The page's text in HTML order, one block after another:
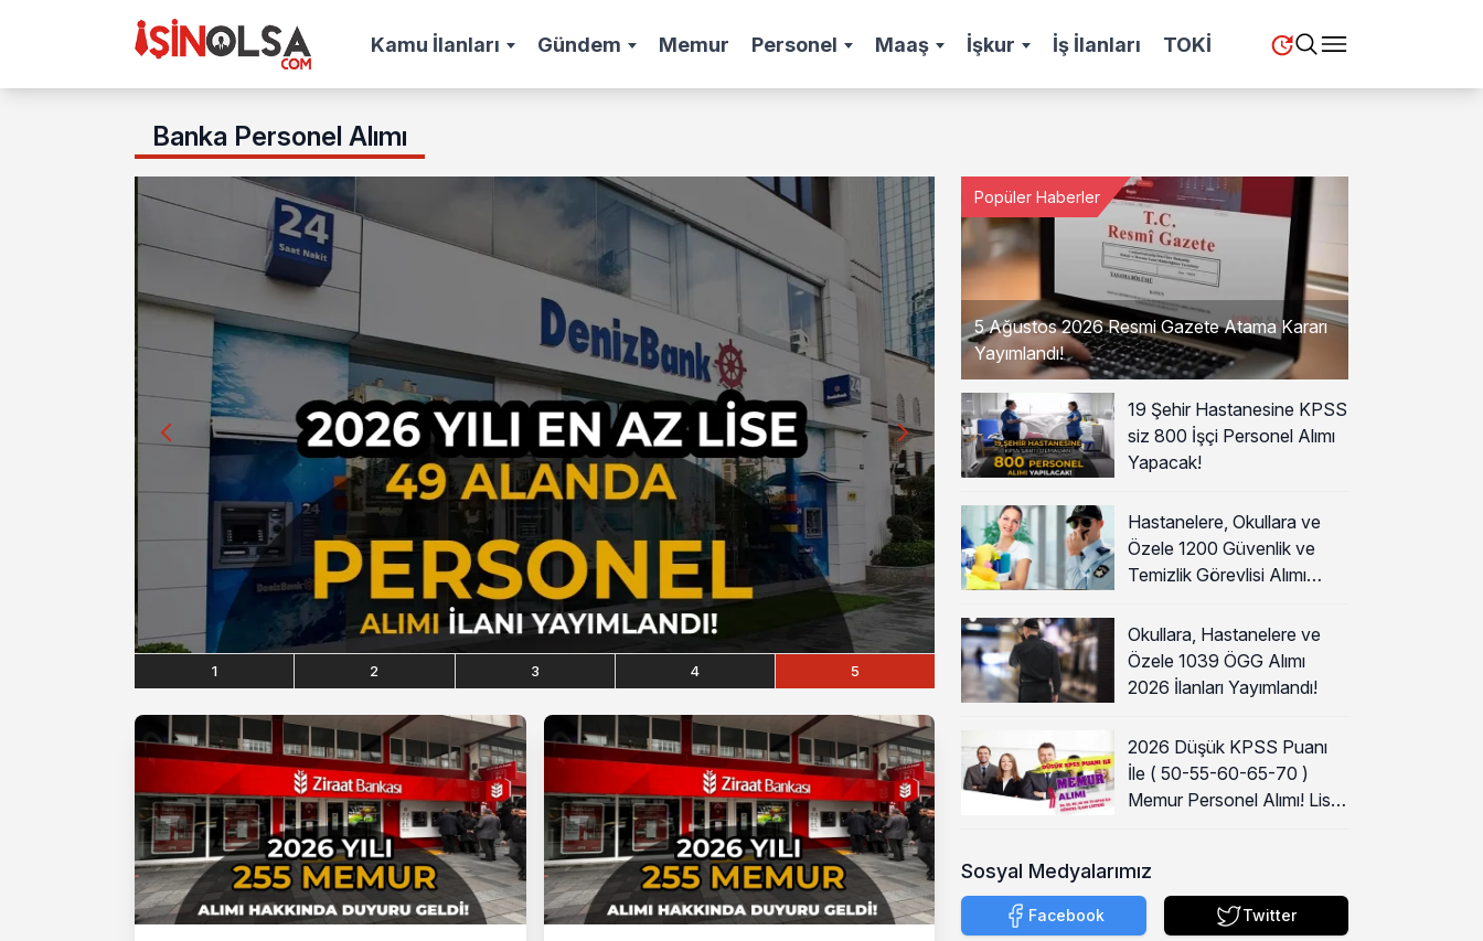
Kamu İlanları Gündem Memur Personel Maaş İşkur İş İlanları TOKİ
Banka Personel Alımı
1 2 3 4 5
5 Ağustos 2026 Resmi Gazete Atama Kararı
Yayımlandı!
Popüler Haberler
19 Şehir Hastanesine KPSS
siz 800 İşçi Personel Alımı
Yapacak!
Hastanelere, Okullara ve
Özele 1200 Güvenlik ve
Temizlik Görevlisi Alımı
Okullara, Hastanelere ve
Özele 1039 ÖGG Alımı
2026 İlanları Yayımlandı!
2026 Düşük KPSS Puanı
İle ( 50-55-60-65-70 )
Memur Personel Alımı! Lise,
Sosyal Medyalarımız
Facebook Twitter